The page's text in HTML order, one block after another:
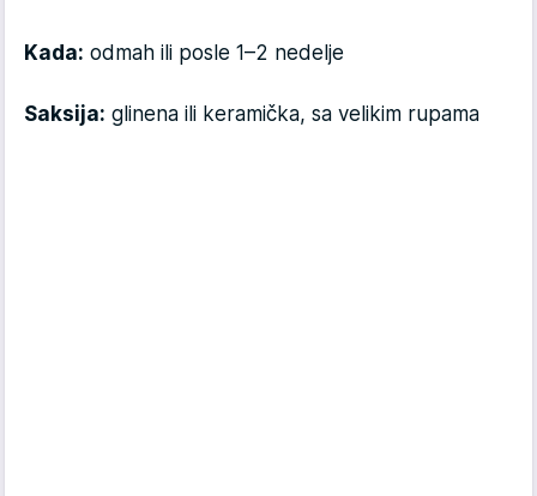
Kada: odmah ili posle 1–2 nedelje
Saksija: glinena ili keramička, sa velikim rupama